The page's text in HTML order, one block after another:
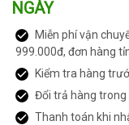
NGÀY
Miễn phí vận
999.000đ, đơn hàng
Kiểm tra hàng
Đổi trả hàng trong
Thanh toán khi